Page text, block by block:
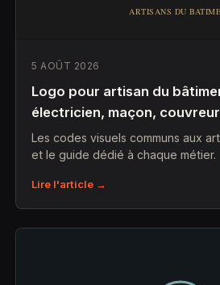
5 AOÛT 2026
Logo pour artisan du
électricien, maçon, couvreur
Les codes visuels communs aux
et le guide dédié à chaque métier.
Lire l'article →